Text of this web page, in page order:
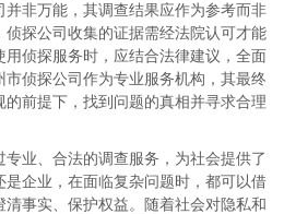
并非万能，其调查结果应作为参考而非
探公司收集的证据需经法院认可才能
用侦探服务时，应结合法律建议，全面
侦探公司作为专业服务机构，其最终
的前提下，找到问题的真相并寻求合理
业、合法的调查服务，为社会提供了
企业，在面临复杂问题时，都可以借
事实、保护权益。随着社会对隐私和